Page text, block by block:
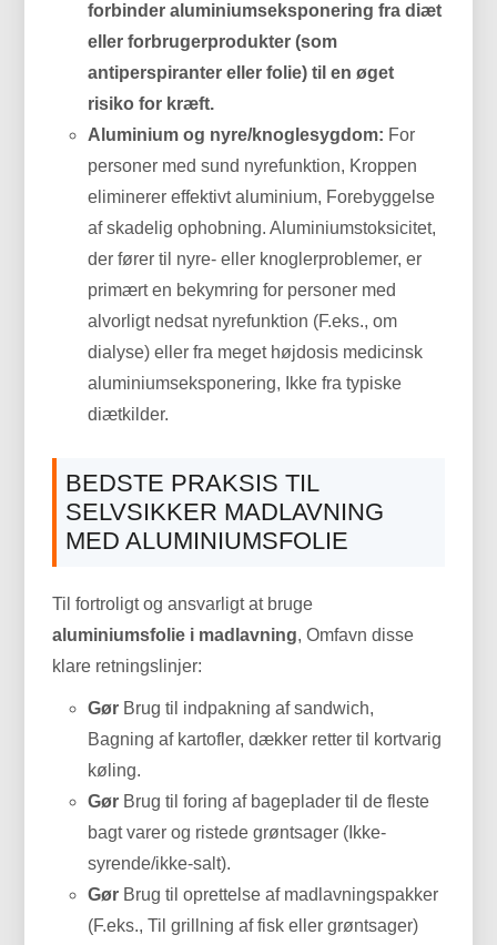
forbinder aluminiumseksponering fra diæt
eller forbrugerprodukter (som
antiperspiranter eller folie) til en øget
risiko for kræft.
Aluminium og nyre/knoglesygdom: For
personer med sund nyrefunktion, Kroppen
eliminerer effektivt aluminium, Forebyggelse
af skadelig ophobning. Aluminiumstoksicitet,
der fører til nyre- eller knoglerproblemer, er
primært en bekymring for personer med
alvorligt nedsat nyrefunktion (F.eks., om
dialyse) eller fra meget højdosis medicinsk
aluminiumseksponering, Ikke fra typiske
diætkilder.
BEDSTE PRAKSIS TIL
SELVSIKKER MADLAVNING
MED ALUMINIUMSFOLIE
Til fortroligt og ansvarligt at bruge
aluminiumsfolie i madlavning, Omfavn disse
klare retningslinjer:
Gør Brug til indpakning af sandwich,
Bagning af kartofler, dækker retter til kortvarig
køling.
Gør Brug til foring af bageplader til de fleste
bagt varer og ristede grøntsager (Ikke-
syrende/ikke-salt).
Gør Brug til oprettelse af madlavningspakker
(F.eks., Til grillning af fisk eller grøntsager)